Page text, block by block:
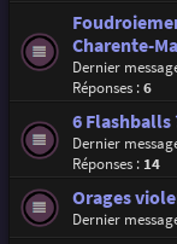
Charente-
Dernier
Réponses :6
6 Flashballs
Dernier
Réponses : 14
Orages
Dernier